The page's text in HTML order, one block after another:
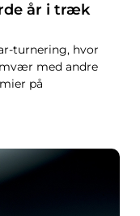
år i træk
turnering, hvor
med andre
på